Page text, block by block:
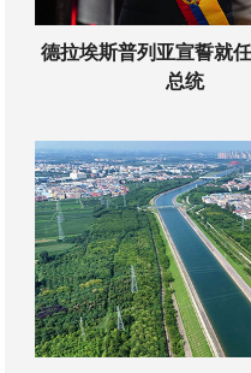
德拉埃斯普列亚宣誓就
总统